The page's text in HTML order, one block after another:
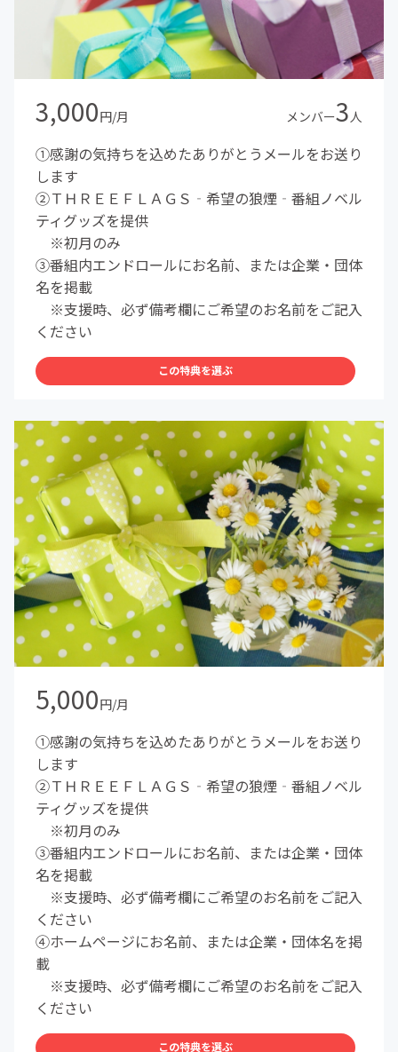
3,000円/月 メンバー3 人
①感謝の気持ちを込めたありがとうメールをお送り
します
②ＴＨＲＥＥＦＬＡＧＳ‐希望の狼煙‐番組ノベル
ティグッズを提供
※初月のみ
③番組内エンドロールにお名前、または企業・団体
名を掲載
※支援時、必ず備考欄にご希望のお名前をご記入
ください
この特典を選ぶ
5,000円/月
①感謝の気持ちを込めたありがとうメールをお送り
します
②ＴＨＲＥＥＦＬＡＧＳ‐希望の狼煙‐番組ノベル
ティグッズを提供
※初月のみ
③番組内エンドロールにお名前、または企業・団体
名を掲載
※支援時、必ず備考欄にご希望のお名前をご記入
ください
④ホームページにお名前、または企業・団体名を掲
載
※支援時、必ず備考欄にご希望のお名前をご記入
ください
この特典を選ぶ